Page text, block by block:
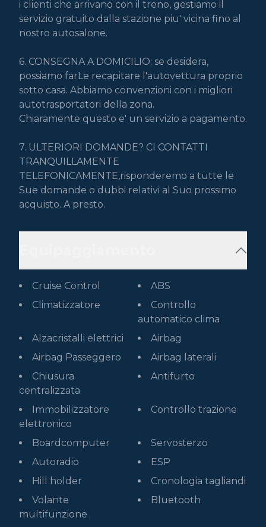
i clienti che arrivano con il treno, gestiamo il
servizio gratuito dalla stazione piu' vicina fino al
nostro autosalone.
6. CONSEGNA A DOMICILIO: se desidera,
possiamo farLe recapitare l'autovettura proprio
sotto casa. Abbiamo convenzioni con i migliori
autotrasportatori della zona.
Chiaramente questo e' un servizio a pagamento.
7. ULTERIORI DOMANDE? CI CONTATTI
TRANQUILLAMENTE
TELEFONICAMENTE,risponderemo a tutte le
Sue domande o dubbi relativi al Suo prossimo
acquisto. A presto.
Cruise Control
ABS
Climatizzatore
Controllo
automatico clima
Alzacristalli elettrici
Airbag
Airbag Passeggero
Airbag laterali
Chiusura
centralizzata
Antifurto
Immobilizzatore
elettronico
Controllo trazione
Boardcomputer
Servosterzo
Autoradio
ESP
Hill holder
Cronologia tagliandi
Volante
multifunzione
Bluetooth